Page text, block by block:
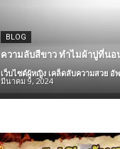
BLOG
ความลับสีขาว ทำไมผ้าปูที่นอ
เว็บไซต์ผู้หญิง เคล็ดลับความสวย อั
มีนาคม 9, 2024